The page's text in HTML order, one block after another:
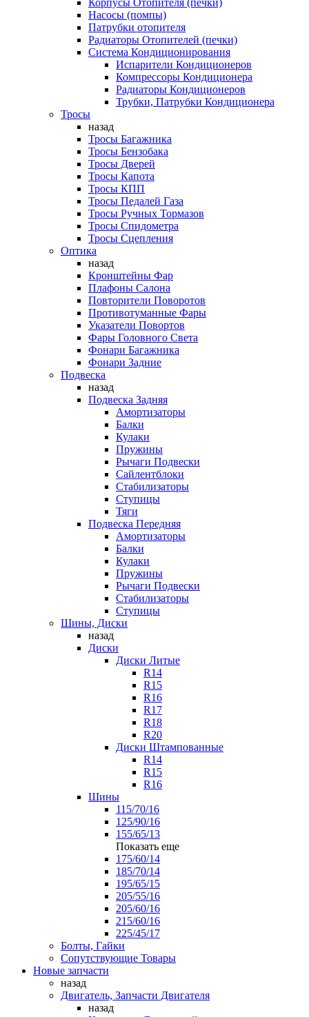
Корпусы Отопителя (печки)
Насосы (помпы)
Патрубки отопителя
Радиаторы Отопителей (печки)
Система Кондиционирования
Испарители Кондиционеров
Компрессоры Кондиционера
Радиаторы Кондиционеров
Трубки, Патрубки Кондиционера
Тросы
назад
Тросы Багажника
Тросы Бензобака
Тросы Дверей
Тросы Капота
Тросы КПП
Тросы Педалей Газа
Тросы Ручных Тормазов
Тросы Спидометра
Тросы Сцепления
Оптика
назад
Кронштейны Фар
Плафоны Салона
Повторители Поворотов
Противотуманные Фары
Указатели Повортов
Фары Головного Света
Фонари Багажника
Фонари Задние
Подвеска
назад
Подвеска Задняя
Амортизаторы
Балки
Кулаки
Пружины
Рычаги Подвески
Сайлентблоки
Стабилизаторы
Ступицы
Тяги
Подвеска Передняя
Амортизаторы
Балки
Кулаки
Пружины
Рычаги Подвески
Стабилизаторы
Ступицы
Шины, Диски
назад
Диски
Диски Литые
R14
R15
R16
R17
R18
R20
Диски Штампованные
R14
R15
R16
Шины
115/70/16
125/90/16
155/65/13
Показать еще
175/60/14
185/70/14
195/65/15
205/55/16
205/60/16
215/60/16
225/45/17
Болты, Гайки
Сопутствующие Товары
Новые запчасти
назад
Двигатель, Запчасти Двигателя
назад